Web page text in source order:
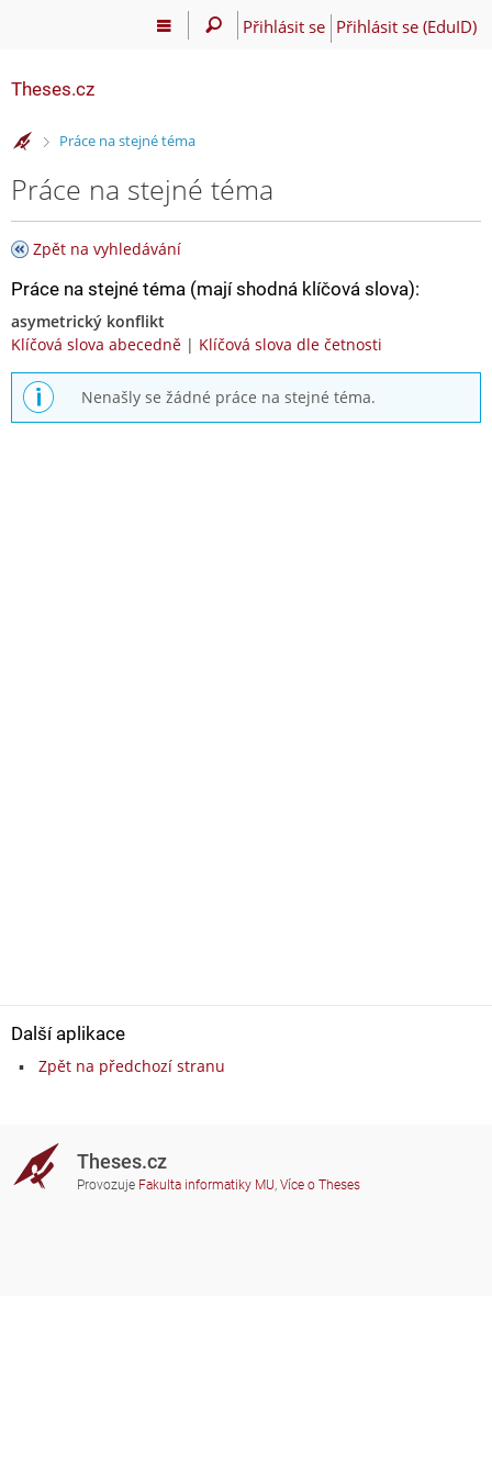
Přihlásit se Přihlásit se (EduID)
Theses.cz
>Práce na stejné téma
Práce na stejné téma
Zpět na vyhledávání
Práce na stejné téma (mají shodná klíčová slova):
asymetrický konflikt
Klíčová slova abecedně | Klíčová slova dle četnosti
Nenašly se žádné práce na stejné téma.
Další aplikace
Zpět na předchozí stranu
Theses.cz
Provozuje Fakulta informatiky MU, Více o Theses